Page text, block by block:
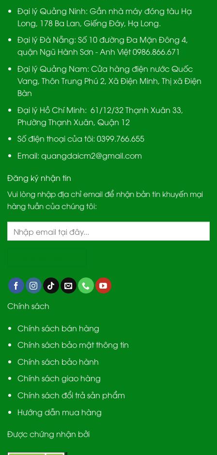
Đại lý Quảng Ninh: Gần nhà máy đóng tàu Hạ
Long, 178 Ba Lan, Giếng Đáy, Hạ Long.
Đại lý Đà Nẵng: Số 10 đường Đa Mặn Đông 4,
quận Ngũ Hành Sơn - Anh Việt 0986.866.671
Đại lý Quảng Nam: Cửa hàng điện nước Quốc
Vang, Thôn Trung Phú 2, Xã Điện Minh, Thị xã Điện
Bàn
Đại lý Hồ Chí Minh: 61/12/32 Thạnh Xuân 33,
Phường Thạnh Xuân, Quận 12
Số điện thoại của tôi: 0399.766.655
Email: quangdaicm2@gmail.com
Đăng ký nhận tin
Vui lòng nhập địa chỉ email để nhận bản tin khuyến mại
hàng tuần của chúng tôi:
Chính sách
Chính sách bán hàng
Chính sách bảo mật thông tin
Chính sách bảo hành
Chính sách giao hàng
Chính sách đổi trả sản phẩm
Hướng dẫn mua hàng
Được chứng nhận bởi